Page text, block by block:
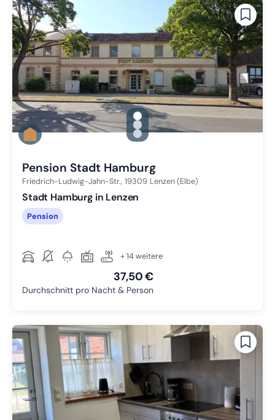
gallery.slide_selector
Zu Slide 1 wechseln
Zu Slide 2 wechseln
Zu Slide 3 wechseln
Pension Stadt Hamburg
Friedrich-Ludwig-Jahn-Str., 19309 Lenzen (Elbe)
Stadt Hamburg in Lenzen
Pension
+ 14 weitere
37,50 €
Durchschnitt pro Nacht & Person